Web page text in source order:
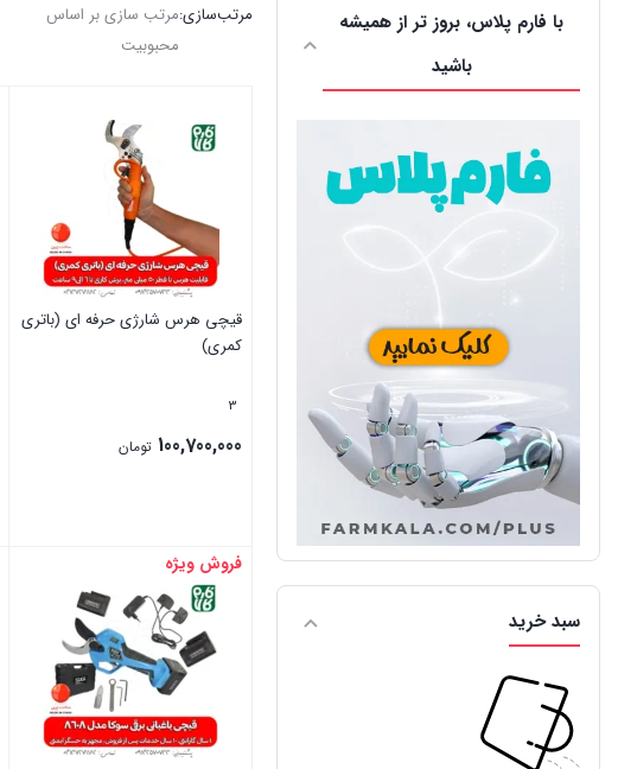
با فارم پلاس، بروز تر از همیشه
باشید
سبد خرید
مرتب‌سازی:مرتب سازی بر اساس
محبوبیت
قیچی هرس شارژی حرفه ای (باتری
کمری)
3
100,700,000 تومان
بستن
فروش ویژه